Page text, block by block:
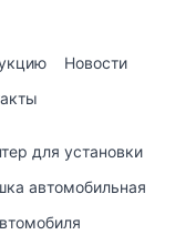
Новости
для установки
автомобильная